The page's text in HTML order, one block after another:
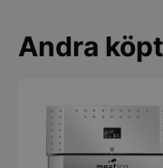
Andra